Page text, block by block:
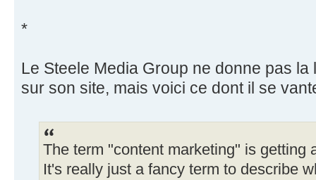
*
Le Steele Media Group ne donne pas
sur son site, mais voici ce dont il se
The term "content marketing" is getting
It's really just a fancy term to describe